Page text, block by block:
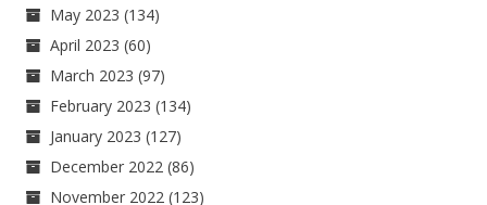
May 2023 (134)
April 2023 (60)
March 2023 (97)
February 2023 (134)
January 2023 (127)
December 2022 (86)
November 2022 (123)